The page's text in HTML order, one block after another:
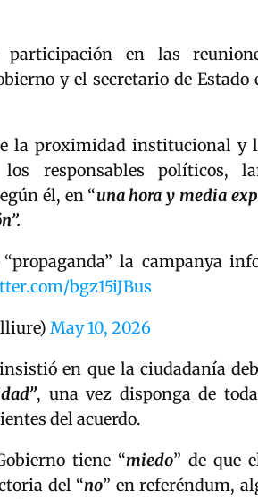
participación en las
y el secretario de Estado
la proximidad institucional y
responsables políticos,
él, en “una hora y media
la campanya
bgz15iJBus
May 10, 2026
en que la ciudadanía
, una vez disponga de
del acuerdo.
tiene “miedo” de que
del “no” en referéndum,